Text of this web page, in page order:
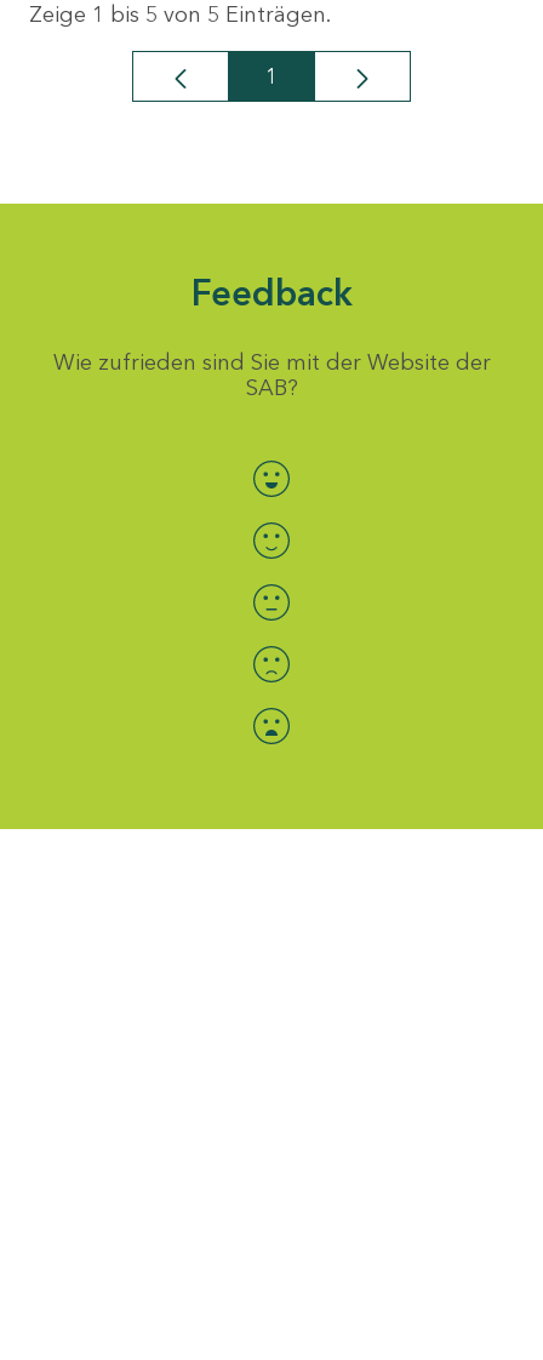
Zeige 1 bis 5 von 5 Einträgen.
Seite
1
Feedback
Wie zufrieden sind Sie mit der Website der
SAB?
Bewertung auswählen